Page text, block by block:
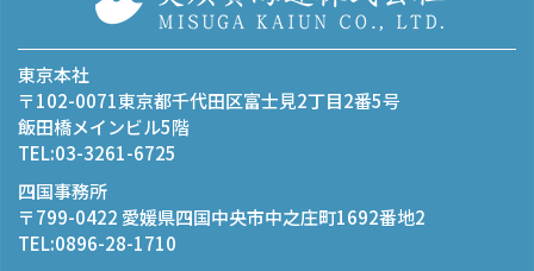
東京本社
〒102-0071東京都千代田区富士見2丁目2番5号
飯田橋メインビル5階
TEL:03-3261-6725
四国事務所
〒799-0422 愛媛県四国中央市中之庄町1692番地2
TEL:0896-28-1710